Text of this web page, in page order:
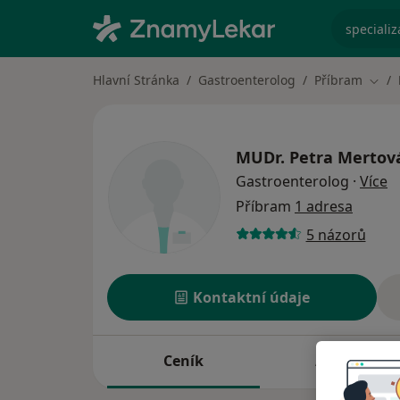
Hlavní Stránka Gastroenterolog Příbram
MUDr. Petra
Gastroenterolog · Více
Příbram 1 adresa
5 názorů
Kontaktní údaje
Ceník Adresy